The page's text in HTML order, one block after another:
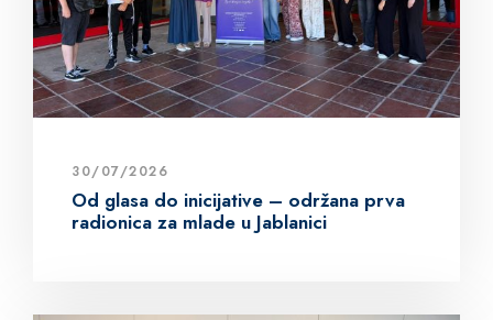
30/07/2026
Od glasa do inicijative – održana prva
radionica za mlade u Jablanici